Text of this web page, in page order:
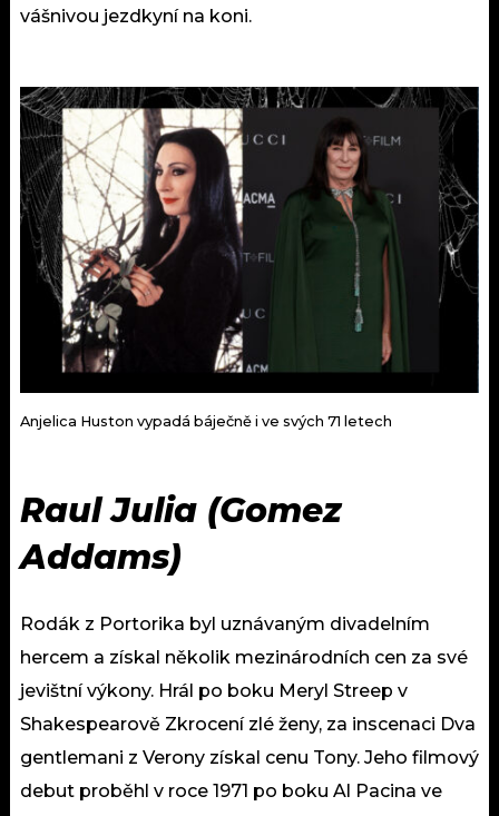
vášnivou jezdkyní na koni.
Anjelica Huston vypadá báječně i ve svých 71 letech
Raul Julia (Gomez
Addams)
Rodák z Portorika byl uznávaným divadelním
hercem a získal několik mezinárodních cen za své
jevištní výkony. Hrál po boku Meryl Streep v
Shakespearově Zkrocení zlé ženy, za inscenaci Dva
gentlemani z Verony získal cenu Tony. Jeho filmový
debut proběhl v roce 1971 po boku Al Pacina ve